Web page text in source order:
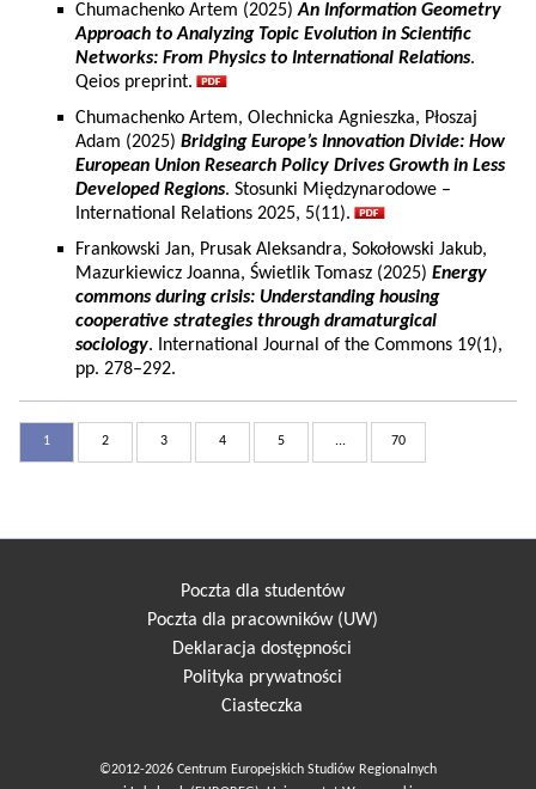
Chumachenko Artem (2025)An Information Geometry
Approach to Analyzing Topic Evolution in Scientific
Networks: From Physics to International Relations.
Qeios preprint.
Chumachenko Artem, Olechnicka Agnieszka, Płoszaj
Adam (2025) Bridging Europe’s Innovation Divide: How
European Union Research Policy Drives Growth in Less
Developed Regions. Stosunki Międzynarodowe –
International Relations 2025, 5(11).
Frankowski Jan, Prusak Aleksandra, Sokołowski Jakub,
Mazurkiewicz Joanna, Świetlik Tomasz (2025) Energy
commons during crisis: Understanding housing
cooperative strategies through dramaturgical
sociology. International Journal of the Commons 19(1),
pp. 278–292.
1 2 3 4 5 ... 70
Poczta dla studentów
Poczta dla pracowników (UW)
Deklaracja dostępności
Polityka prywatności
Ciasteczka
©2012-2026 Centrum Europejskich Studiów Regionalnych